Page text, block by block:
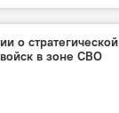
о стратегической
в зоне СВО